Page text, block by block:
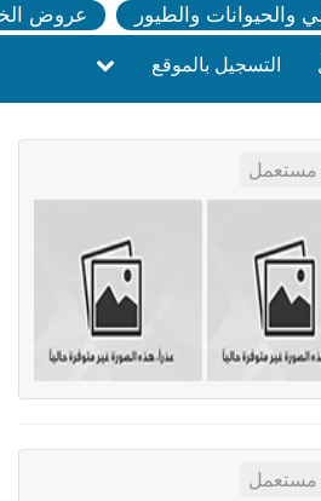
والطيور عروض
التسجيل بالموقع
مستعمل
مستعمل